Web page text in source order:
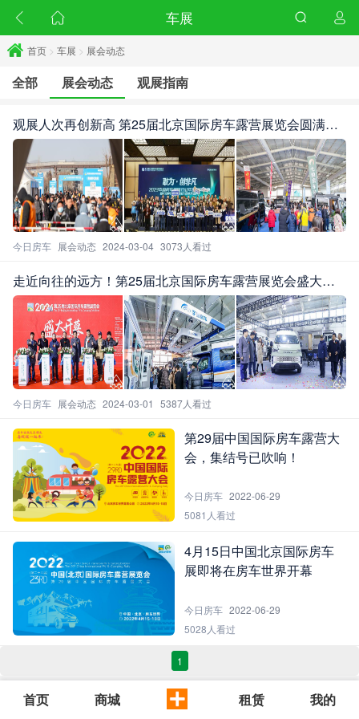
车展
首页 > 车展 > 展会动态
全部 展会动态 观展指南
观展人次再创新高 第25届北京国际房车露营展览会圆满闭
幕
今日房车 展会动态 2024-03-04 3073人看过
走近向往的远方！第25届北京国际房车露营展览会盛大开
幕
今日房车 展会动态 2024-03-01 5387人看过
第29届中国国际房车露营大
会，集结号已吹响！
今日房车 2022-06-29
5081人看过
4月15日中国北京国际房车
展即将在房车世界开幕
今日房车 2022-06-29
5028人看过
1
首页 商城 租赁 我的